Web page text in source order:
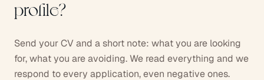
profile?
Send your CV and a short note: what you are looking
for, what you are avoiding. We read everything and we
respond to every application, even negative ones.